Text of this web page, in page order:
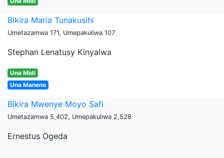
Bikira Maria Tunakusihi
Umetazamwa 171, Umepakuliwa 107
Stephan Lenatusy Kinyalwa
Una Midi
Una Maneno
Bikira Mwenye Moyo Safi
Umetazamwa 5,402, Umepakuliwa 2,528
Ernestus Ogeda